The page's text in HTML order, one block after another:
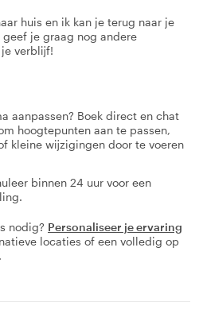
huis en ik kan je terug naar je
je graag nog andere
verblijf!
aanpassen? Boek direct en chat
hoogtepunten aan te passen,
kleine wijzigingen door te voeren
binnen 24 uur voor een
nodig? Personaliseer je ervaring
locaties of een volledig op